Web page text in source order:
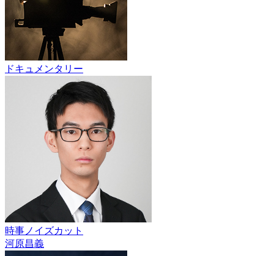
ドキュメンタリー
時事ノイズカット
河原昌義